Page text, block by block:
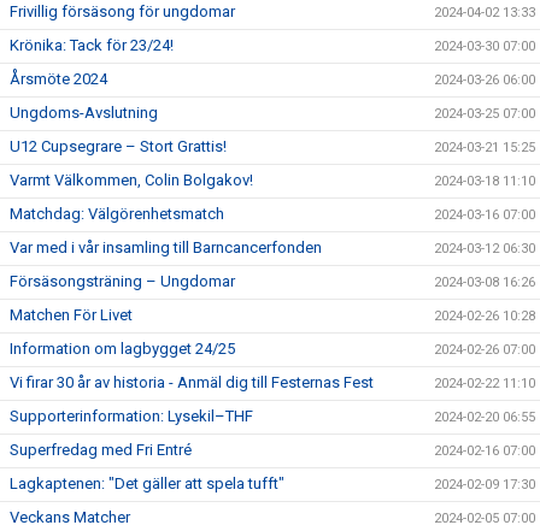
Frivillig försäsong för ungdomar 2024-04-02 13:33
Krönika: Tack för 23/24! 2024-03-30 07:00
Årsmöte 2024 2024-03-26 06:00
Ungdoms-Avslutning 2024-03-25 07:00
U12 Cupsegrare – Stort Grattis! 2024-03-21 15:25
Varmt Välkommen, Colin Bolgakov! 2024-03-18 11:10
Matchdag: Välgörenhetsmatch 2024-03-16 07:00
Var med i vår insamling till Barncancerfonden 2024-03-12 06:30
Försäsongsträning – Ungdomar 2024-03-08 16:26
Matchen För Livet 2024-02-26 10:28
Information om lagbygget 24/25 2024-02-26 07:00
Vi firar 30 år av historia - Anmäl dig till Festernas Fest 2024-02-22 11:10
Supporterinformation: Lysekil–THF 2024-02-20 06:55
Superfredag med Fri Entré 2024-02-16 07:00
Lagkaptenen: "Det gäller att spela tufft" 2024-02-09 17:30
Veckans Matcher 2024-02-05 07:00